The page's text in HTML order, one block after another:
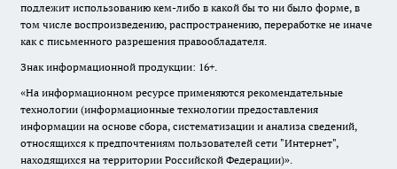
подлежит использованию кем-либо в какой бы то ни было форме, в
том числе воспроизведению, распространению, переработке не иначе
как с письменного разрешения правообладателя.
Знак информационной продукции: 16+.
«На информационном ресурсе применяются рекомендательные
технологии (информационные технологии предоставления
информации на основе сбора, систематизации и анализа сведений,
относящихся к предпочтениям пользователей сети "Интернет",
находящихся на территории Российской Федерации)».